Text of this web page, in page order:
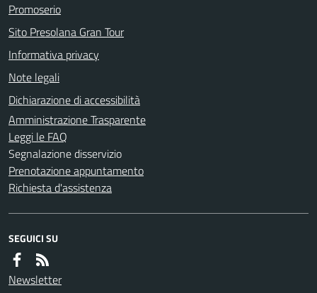
Promoserio
Sito Presolana Gran Tour
Informativa privacy
Note legali
Dichiarazione di accessibilità
Amministrazione Trasparente
Leggi le FAQ
Segnalazione disservizio
Prenotazione appuntamento
Richiesta d'assistenza
SEGUICI SU
Newsletter